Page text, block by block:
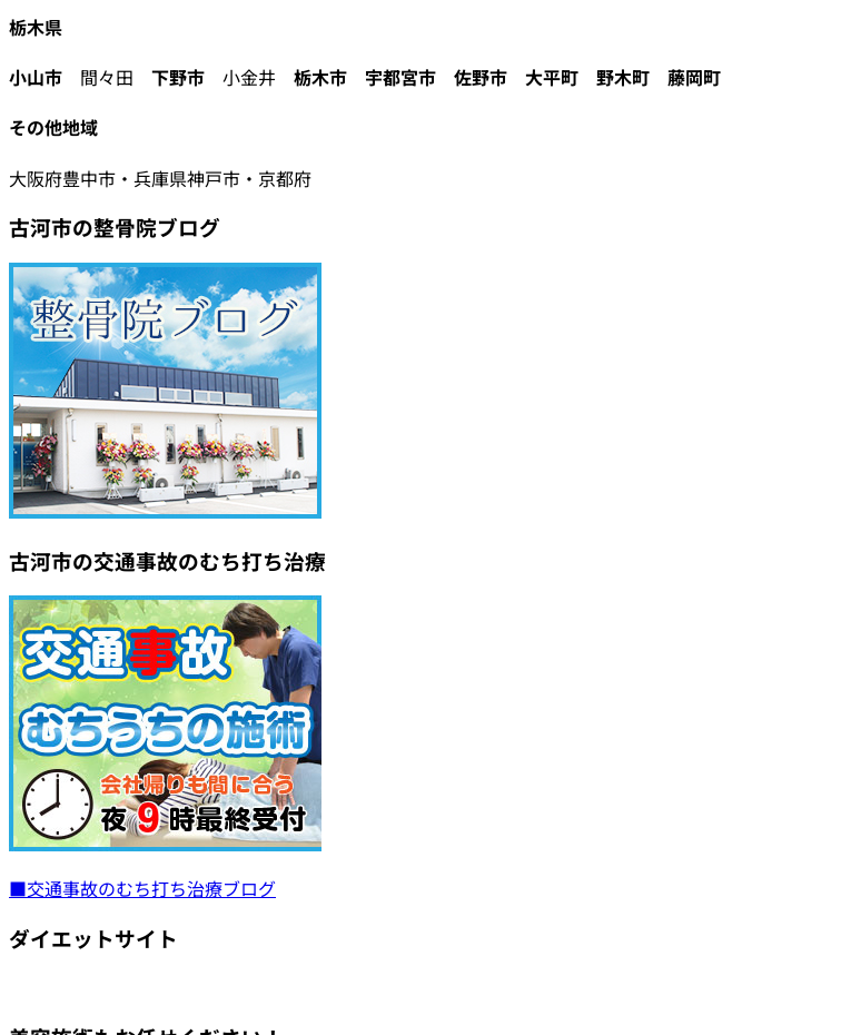
栃木県
小山市 間々田 下野市 小金井 栃木市 宇都宮市 佐野市 大平町 野木町
藤岡町
その他地域
大阪府豊中市・兵庫県神戸市・京都府
古河市の整骨院ブログ
古河市の交通事故のむち打ち治療
■交通事故のむち打ち治療ブログ
ダイエットサイト